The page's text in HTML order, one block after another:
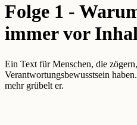
Folge 1 -
immer vor
Ein Text für Menschen, die
Verantwortungsbewusstsein
mehr grübelt er.